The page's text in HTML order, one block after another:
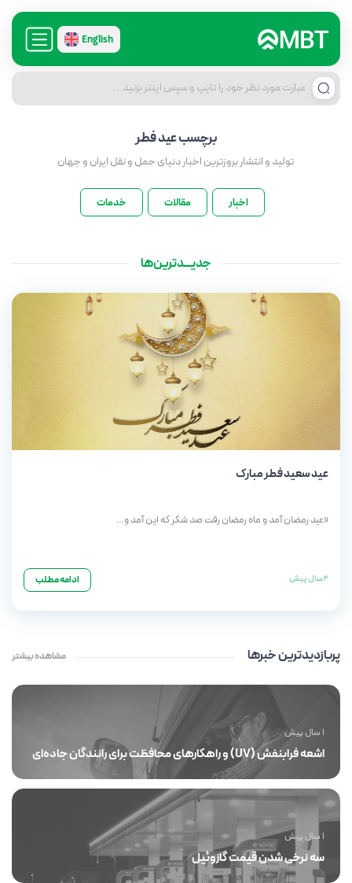
English
برچسبعید فطر
تولید و انتشار بروزترین اخبار دنیای حمل و نقل ایران و جهان
اخبار مقالات خدمات
جدیـــدترین‌ها
عید سعید فطر مبارک
«عید رمضان آمد و ماه رمضان رفت صد شکر که این آمد و…
2 سال پیش ادامه مطلب
پربازدیدترین خبرها مشاهده بیشتر
اشعه فرابنفش (UV) و راهکارهای محافظت برای رانندگان جاده‌ای
1 سال پیش
سه نرخی شدن قیمت گازوئیل
1 سال پیش